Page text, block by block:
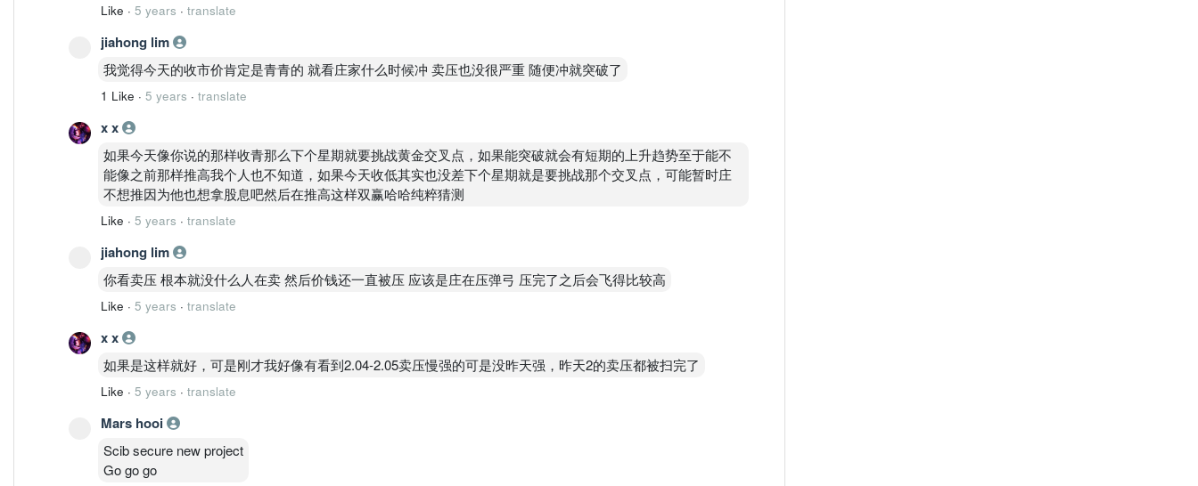
Like · 5 years · translate
jiahong lim
我觉得今天的收市价肯定是青青的 就看庄家什么时候冲 卖压也没很严重 随便冲就突破了
1 Like · 5 years · translate
x x
如果今天像你说的那样收青那么下个星期就要挑战黄金交叉点，如果能突破就会有短期的上升趋势至于能不
能像之前那样推高我个人也不知道，如果今天收低其实也没差下个星期就是要挑战那个交叉点，可能暂时庄
不想推因为他也想拿股息吧然后在推高这样双赢哈哈纯粹猜测
Like · 5 years · translate
jiahong lim
你看卖压 根本就没什么人在卖 然后价钱还一直被压 应该是庄在压弹弓 压完了之后会飞得比较高
Like · 5 years · translate
x x
如果是这样就好，可是刚才我好像有看到2.04-2.05卖压慢强的可是没昨天强，昨天2的卖压都被扫完了
Like · 5 years · translate
Mars hooi
Scib secure new project
Go go go